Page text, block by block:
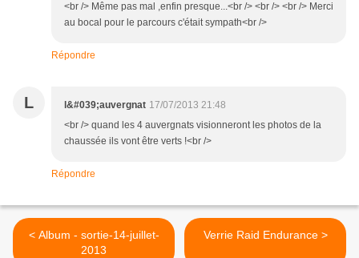
<br /> Même pas mal ,enfin presque...<br /> <br /> <br /> Merci
au bocal pour le parcours c'était sympath<br />
Répondre
L l&#039;auvergnat 17/07/2013 21:48
<br /> quand les 4 auvergnats visionneront les photos de la
chaussée ils vont être verts !<br />
Répondre
< Album - sortie-14-juillet-
2013
Verrie Raid Endurance >